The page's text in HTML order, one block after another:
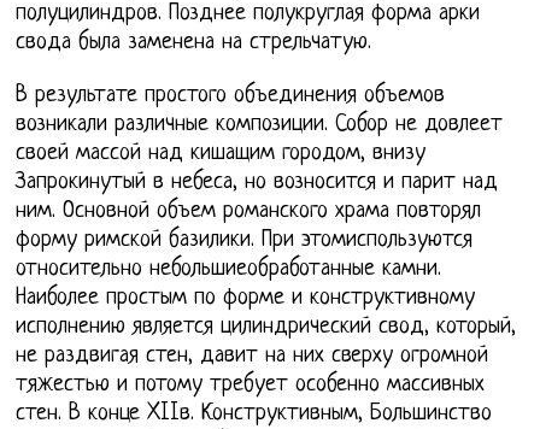
полуцилиндров. Позднее полукруглая форма арки
свода была заменена на стрельчатую.
В результате простого объединения объемов
возникали различные композиции. Собор не довлеет
своей массой над кишащим городом, внизу
Запрокинутый в небеса, но возносится и парит над
ним. Основной объем романского храма повторял
форму римской базилики. При этомиспользуются
относительно небольшиеобработанные камни.
Наиболее простым по форме и конструктивному
исполнению является цилиндрический свод, который,
не раздвигая стен, давит на них сверху огромной
тяжестью и потому требует особенно массивных
стен. В конце XIIв. Конструктивным, Большинство